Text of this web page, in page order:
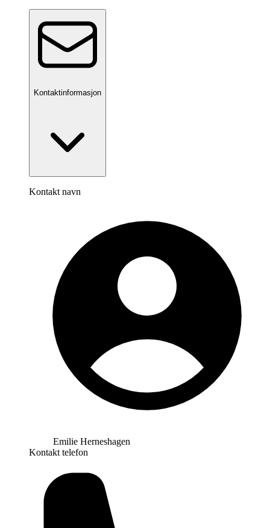
Kontaktinformasjon
Kontakt navn
Emilie Herneshagen
Kontakt telefon